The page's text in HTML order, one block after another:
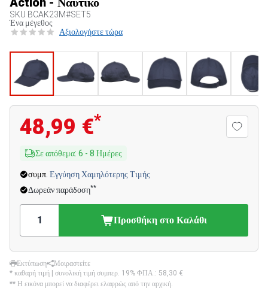
SKU BCAK23M#SET5
Ένα μέγεθος
Αξιολογήστε τώρα
48,99 €*
Σε απόθεμα: 6 - 8 Ημέρες
συμπ. Εγγύηση Χαμηλότερης Τιμής
Δωρεάν παράδοση**
Προσθήκη στο Καλάθι
Εκτύπωση
Μοιραστείτε
* καθαρή τιμή | συνολική τιμή συμπερ. 19% ΦΠΑ.: 58,30 €
** Η εικόνα μπορεί να διαφέρει ελαφρώς από την αρχική.